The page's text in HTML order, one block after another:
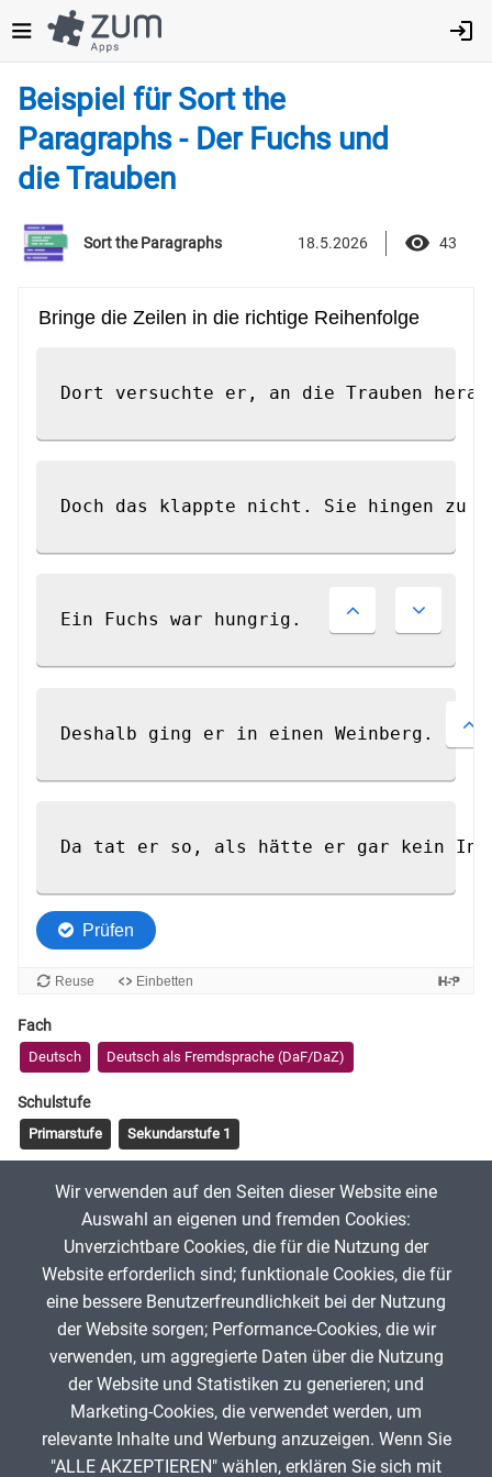
zum
Inhalt
Beispiel für Sort the
Paragraphs - Der Fuchs und
die Trauben
Sort the Paragraphs 18.5.2026 43
Fach
Deutsch Deutsch als Fremdsprache (DaF/DaZ)
Schulstufe
Primarstufe Sekundarstufe 1
App melden
Wir verwenden auf den Seiten dieser Website eine
Auswahl an eigenen und fremden Cookies:
Unverzichtbare Cookies, die für die Nutzung der
Website erforderlich sind; funktionale Cookies, die für
eine bessere Benutzerfreundlichkeit bei der Nutzung
der Website sorgen; Performance-Cookies, die wir
verwenden, um aggregierte Daten über die Nutzung
der Website und Statistiken zu generieren; und
Marketing-Cookies, die verwendet werden, um
relevante Inhalte und Werbung anzuzeigen. Wenn Sie
"ALLE AKZEPTIEREN" wählen, erklären Sie sich mit